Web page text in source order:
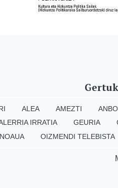
ALEA AMEZTI
IRRATIA GEURIA
NOAUA OIZMENDI TELEBISTA